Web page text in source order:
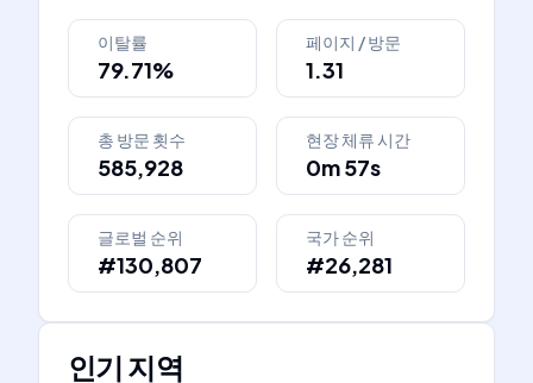
이탈률
79.71%
페이지 / 방문
1.31
총 방문 횟수
585,928
현장 체류 시간
0m 57s
글로벌 순위
#130,807
국가 순위
#26,281
인기 지역